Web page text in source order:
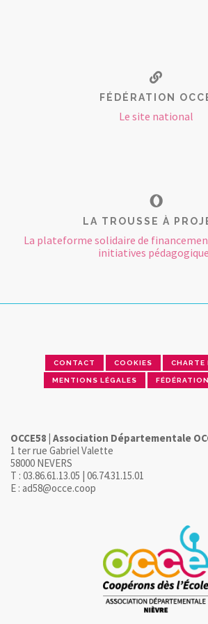
FÉDÉRATION
Le site national
LA TROUSSE À
La plateforme solidaire de
initiatives
CONTACT COOKIES CHARTE
MENTIONS LÉGALES
OCCE58 | Association Départementale
1 ter rue Gabriel Valette
58000 NEVERS
T : 03.86.61.13.05 | 06.74.31.15.01
E : ad58@occe.coop